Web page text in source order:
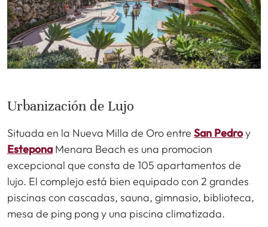
Urbanización de Lujo
Situada en la Nueva Milla de Oro entre San Pedroy
Estepona Menara Beach es una promocion
excepcional que consta de 105 apartamentos de
lujo. El complejo está bien equipado con 2 grandes
piscinas con cascadas, sauna, gimnasio, biblioteca,
mesa de ping pong y una piscina climatizada.